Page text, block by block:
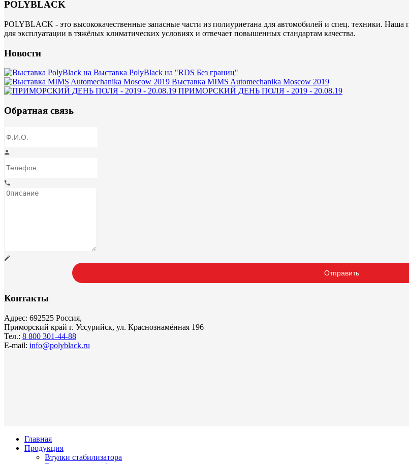
POLYBLACK
POLYBLACK - это высококачественные запасные части из полиуриетана для автомобилей и спец. техники.
для эксплуатации в тяжёлых климатических условиях и отвечает повышенных стандартам качества.
Новости
Выставка PolyBlack на "RDS Без границ"
Выставка MIMS Automechanika Moscow 2019
ПРИМОРСКИЙ ДЕНЬ ПОЛЯ - 2019 - 20.08.19
Обратная связь
Контакты
Адрес: 692525 Россия,
Приморский край г. Уссурийск, ул. Краснознамённая 196
Тел.: 8 800 301-44-88
E-mail: info@polyblack.ru
Главная
Продукция
Втулки стабилизатора